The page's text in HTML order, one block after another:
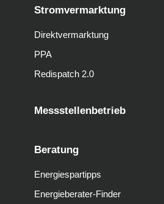
Stromvermarktung
Direktvermarktung
PPA
Redispatch 2.0
Messstellenbetrieb
Beratung
Energiespartipps
Energieberater-Finder